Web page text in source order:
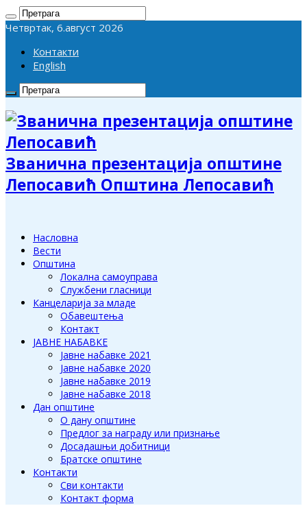
Четвртак, 6.август 2026
Контакти
English
Званична презентација општине
Лепосавић Општина Лепосавић
Насловна
Вести
Општина
Локална самоуправа
Службени гласници
Канцеларија за младе
Обавештења
Контакт
ЈАВНЕ НАБАВКЕ
Јавне набавке 2021
Јавне набавке 2020
Јавне набавке 2019
Јавне набавке 2018
Дан општине
О дану општине
Предлог за награду или признање
Досадашњи добитници
Братске општине
Контакти
Сви контакти
Контакт форма